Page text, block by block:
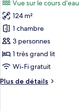
les
photos
pour
ce
type
de
chambre :
Suite
Vue sur le cours d’eau
124 m²
1 chambre
3 personnes
1 très grand lit
Wi-Fi gratuit
Plus de détails
Plus